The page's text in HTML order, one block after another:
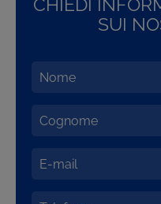
CHIEDI
SUI